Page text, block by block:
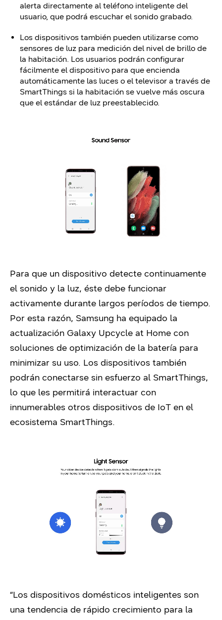
alerta directamente al teléfono inteligente del
usuario, que podrá escuchar el sonido grabado.
Los dispositivos también pueden utilizarse como
sensores de luz para medición del nivel de brillo de
la habitación. Los usuarios podrán configurar
fácilmente el dispositivo para que encienda
automáticamente las luces o el televisor a través de
SmartThings si la habitación se vuelve más oscura
que el estándar de luz preestablecido.
Para que un dispositivo detecte continuamente
el sonido y la luz, éste debe funcionar
activamente durante largos períodos de tiempo.
Por esta razón, Samsung ha equipado la
actualización Galaxy Upcycle at Home con
soluciones de optimización de la batería para
minimizar su uso. Los dispositivos también
podrán conectarse sin esfuerzo al SmartThings,
lo que les permitirá interactuar con
innumerables otros dispositivos de IoT en el
ecosistema SmartThings.
“Los dispositivos domésticos inteligentes son
una tendencia de rápido crecimiento para la